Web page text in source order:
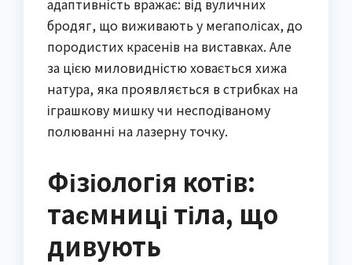
адаптивність вражає: від вуличних
бродяг, що виживають у мегаполісах, до
породистих красенів на виставках. Але
за цією миловидністю ховається хижа
натура, яка проявляється в стрибках на
іграшкову мишку чи несподіваному
полюванні на лазерну точку.
Фізіологія котів:
таємниці тіла, що
дивують